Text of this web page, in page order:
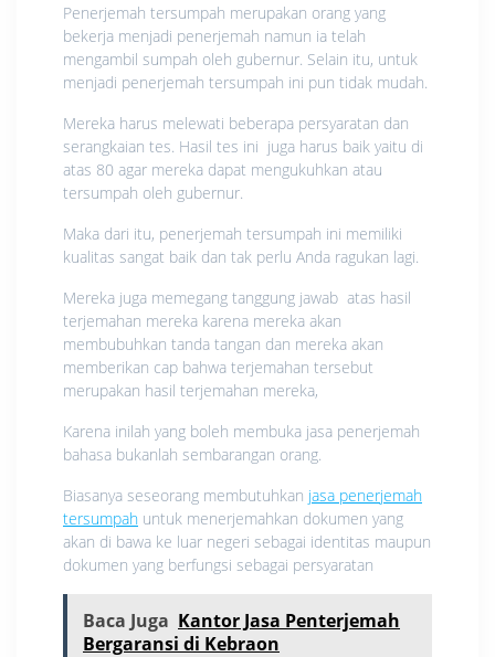
Penerjemah tersumpah merupakan orang yang
bekerja menjadi penerjemah namun ia telah
mengambil sumpah oleh gubernur. Selain itu, untuk
menjadi penerjemah tersumpah ini pun tidak mudah.
Mereka harus melewati beberapa persyaratan dan
serangkaian tes. Hasil tes ini juga harus baik yaitu di
atas 80 agar mereka dapat mengukuhkan atau
tersumpah oleh gubernur.
Maka dari itu, penerjemah tersumpah ini memiliki
kualitas sangat baik dan tak perlu Anda ragukan lagi.
Mereka juga memegang tanggung jawab atas hasil
terjemahan mereka karena mereka akan
membubuhkan tanda tangan dan mereka akan
memberikan cap bahwa terjemahan tersebut
merupakan hasil terjemahan mereka,
Karena inilah yang boleh membuka jasa penerjemah
bahasa bukanlah sembarangan orang.
Biasanya seseorang membutuhkan jasa penerjemah
tersumpah untuk menerjemahkan dokumen yang
akan di bawa ke luar negeri sebagai identitas maupun
dokumen yang berfungsi sebagai persyaratan
Baca Juga Kantor Jasa Penterjemah
Bergaransi di Kebraon